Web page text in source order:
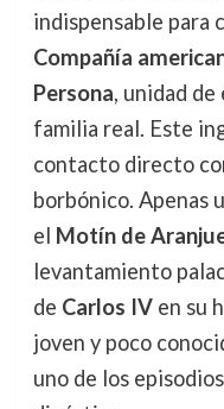
indispensable para
Compañía
Persona, unidad
familia real. Este
contacto directo
borbónico. Apenas
el Motín de
levantamiento
de Carlos IVen su
joven y poco
uno de los